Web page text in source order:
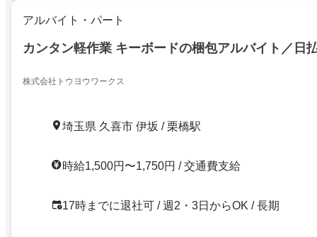
アルバイト・パート
カンタン軽作業 キーボードの梱包アルバイト／日
株式会社トウヨウワークス
埼玉県 久喜市 伊坂 / 栗橋駅
時給1,500円〜1,750円 / 交通費支給
17時までに退社可 / 週2・3日からOK / 長期